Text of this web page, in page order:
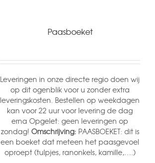
Paasboeket
Leveringen in onze directe regio doen wij
op dit ogenblik voor u zonder extra
leveringskosten. Bestellen op weekdagen
kan voor 22 uur voor levering de dag
erna Opgelet: geen leveringen op
zondag! Omschrijving: PAASBOEKET: dit is
een boeket dat meteen het paasgevoel
oproept (tulpjes, ranonkels, kamille,….)